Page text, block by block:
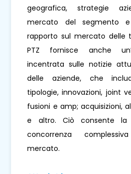
geografica, strategie
mercato del segmento e
rapporto sul mercato delle
PTZ fornisce anche
incentrata sulle notizie
delle aziende, che
tipologie, innovazioni, joint
fusioni e amp; acquisizioni,
e altro. Ciò consente la
concorrenza
mercato.